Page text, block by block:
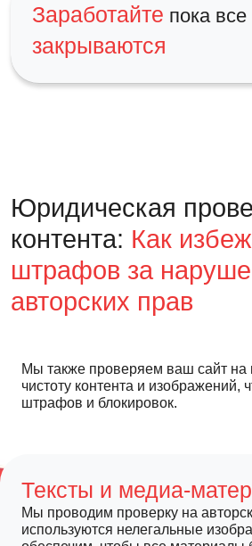
Заработайте пока все
закрываются
Юридическая
контента: Как
штрафов за
авторских прав
Мы также проверяем ваш сайт на
чистоту контента и изображений,
штрафов и блокировок.
Тексты и медиа-
Мы проводим проверку на
используются нелегальные